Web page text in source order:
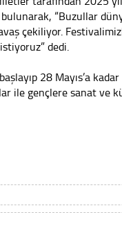
“Buzullar
çekiliyor.
dedi.
28 Mayıs’a
ile gençlere sanat ve